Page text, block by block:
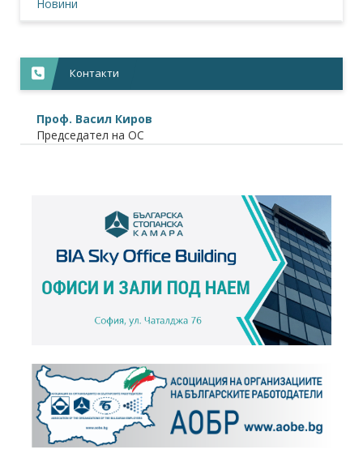
Новини
Контакти
Проф. Васил Киров
Председател на ОС